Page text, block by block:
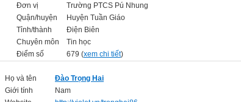
Đơn vị
Trường PTCS Pú Nhung
Quận/huyện
Huyện Tuần Giáo
Tỉnh/thành
Điện Biên
Chuyên môn
Tin học
Điểm số
679 (xem chi tiết)
Họ và tên
Đào Trọng Hai
Giới tính
Nam